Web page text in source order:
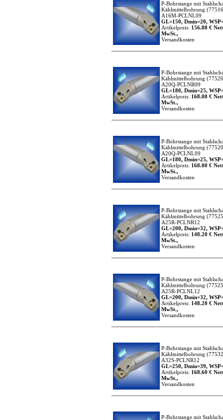
P-Bohrstange mit
Kählmittelbohrung
A16M-PCLNL09
GL=150, Dmin=20,
Artikelpreis: 156.80 €
MwSt.,
Versandkosten
P-Bohrstange mit
Kählmittelbohrung
A20Q-PCLNR09
GL=180, Dmin=25,
Artikelpreis: 168.00 €
MwSt.,
Versandkosten
P-Bohrstange mit
Kählmittelbohrung
A20Q-PCLNL09
GL=180, Dmin=25,
Artikelpreis: 168.00 €
MwSt.,
Versandkosten
P-Bohrstange mit
Kählmittelbohrung
A25R-PCLNR12
GL=200, Dmin=32,
Artikelpreis: 148.20 €
MwSt.,
Versandkosten
P-Bohrstange mit
Kählmittelbohrung
A25R-PCLNL12
GL=200, Dmin=32,
Artikelpreis: 148.20 €
MwSt.,
Versandkosten
P-Bohrstange mit
Kählmittelbohrung
A32S-PCLNR12
GL=250, Dmin=39,
Artikelpreis: 168.60 €
MwSt.,
Versandkosten
P-Bohrstange mit